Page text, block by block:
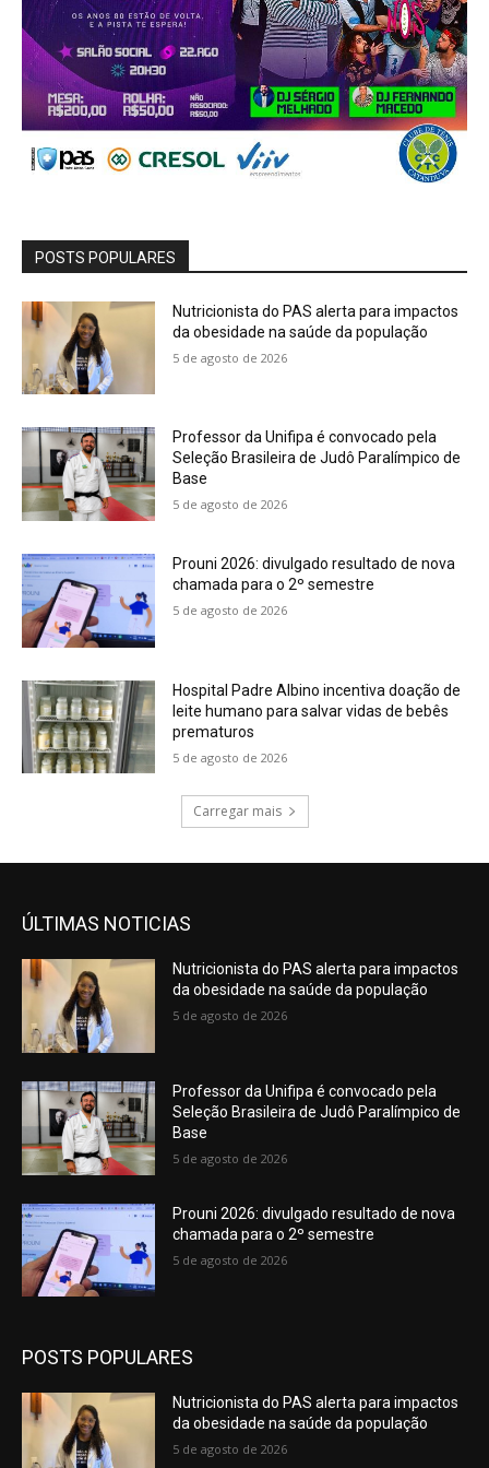
POSTS POPULARES
Nutricionista do PAS alerta para impactos
da obesidade na saúde da população
5 de agosto de 2026
Professor da Unifipa é convocado pela
Seleção Brasileira de Judô Paralímpico de
Base
5 de agosto de 2026
Prouni 2026: divulgado resultado de nova
chamada para o 2º semestre
5 de agosto de 2026
Hospital Padre Albino incentiva doação de
leite humano para salvar vidas de bebês
prematuros
5 de agosto de 2026
Carregar mais
ÚLTIMAS NOTICIAS
Nutricionista do PAS alerta para impactos
da obesidade na saúde da população
5 de agosto de 2026
Professor da Unifipa é convocado pela
Seleção Brasileira de Judô Paralímpico de
Base
5 de agosto de 2026
Prouni 2026: divulgado resultado de nova
chamada para o 2º semestre
5 de agosto de 2026
POSTS POPULARES
Nutricionista do PAS alerta para impactos
da obesidade na saúde da população
5 de agosto de 2026